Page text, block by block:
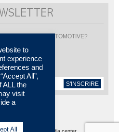
de LISI AUTOMOTIVE?
newsletter
S'INSCRIRE
to
experience
and
All”,
ALL the
visit
a
All